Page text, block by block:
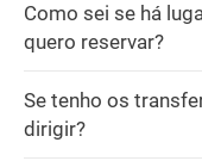
Como sei se há
quero reservar?
Se tenho os
dirigir?